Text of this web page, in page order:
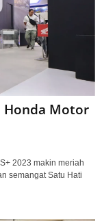
Honda Motor
2023 makin meriah
semangat Satu Hati